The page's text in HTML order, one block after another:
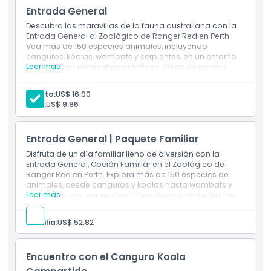
Ubicación
Política de Cancelación
Entrada General
Descubra las maravillas de la fauna australiana con la
Entrada General al Zoológico de Ranger Red en Perth.
Vea más de 150 especies animales, incluyendo
canguros, koalas, wombats y serpientes, en un entorno
familiar. Con encuentros prácticos, áreas de picnic y
familias, amigos y amantes de los animales de todas
las edades.
Leer más
Adulto:US$ 16.90
Niño:US$ 9.86
Entrada General | Paquete Familiar
Disfruta de un día familiar lleno de diversión con la
Entrada General, Opción Familiar en el Zoológico de
Ranger Red en Perth. Explora más de 150 especies de
animales, desde canguros y koalas hasta wombats y
serpientes, con encuentros interactivos para todas las
edades. Con áreas de picnic, exhibiciones educativas y
silvestre para que las familias compartan juntas.
Leer más
Familia:US$ 52.82
Encuentro con el Canguro Koala